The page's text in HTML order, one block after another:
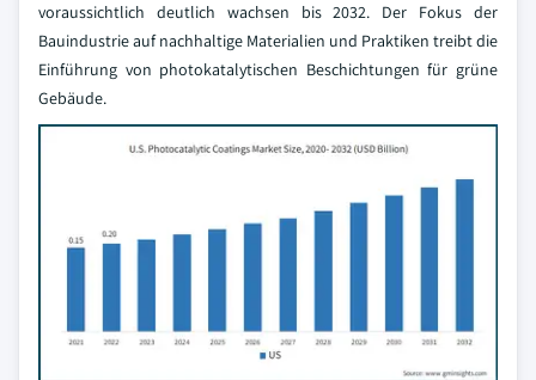
voraussichtlich deutlich wachsen bis 2032. Der Fokus der
Bauindustrie auf nachhaltige Materialien und Praktiken treibt die
Einführung von photokatalytischen Beschichtungen für grüne
Gebäude.